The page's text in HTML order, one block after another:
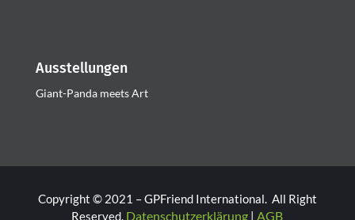
Ausstellungen
Giant-Panda meets Art
Copyright © 2021 – GPFriend International. All Right
Reserved. Datenschutzerklärung |AGB